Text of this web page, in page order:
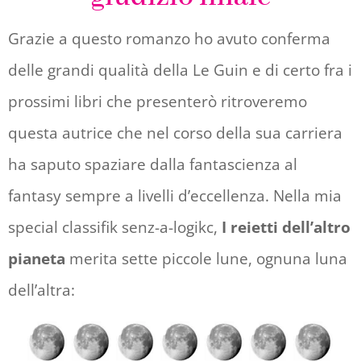
Pagina 3 | Pos. 42-43
Non c’è banda di Odoniani che possa far
paura a noi. — Toccando la cosa che portava
alla cintura, un oggetto di metallo, simile a
un pene deforme, fissò con superiorità la
donna disarmata.
Pagina 14 | Pos. 210-13
quattro giorni e mezzo all’andata e
Grazie a questo romanzo ho avuto conferma
delle grandi qualità della Le Guin e di certo fra i
prossimi libri che presenterò ritroveremo
questa autrice che nel corso della sua carriera
ha saputo spaziare dalla fantascienza al
fantasy sempre a livelli d’eccellenza. Nella mia
special classifik senz-a-logikc, I reietti dell’altro
pianeta merita sette piccole lune, ognuna luna
dell’altra: